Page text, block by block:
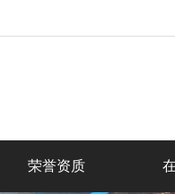
荣誉资质